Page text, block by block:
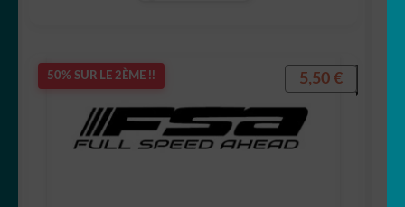
50% SUR LE 2ÈME !! 5,50 €